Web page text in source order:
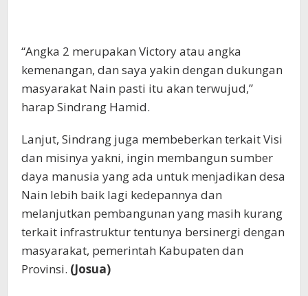
“Angka 2 merupakan Victory atau angka
kemenangan, dan saya yakin dengan dukungan
masyarakat Nain pasti itu akan terwujud,”
harap Sindrang Hamid.
Lanjut, Sindrang juga membeberkan terkait Visi
dan misinya yakni, ingin membangun sumber
daya manusia yang ada untuk menjadikan desa
Nain lebih baik lagi kedepannya dan
melanjutkan pembangunan yang masih kurang
terkait infrastruktur tentunya bersinergi dengan
masyarakat, pemerintah Kabupaten dan
Provinsi. (Josua)